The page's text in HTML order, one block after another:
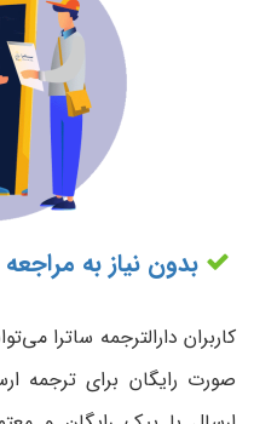
بدون نیاز به
کاربران دارالترجمه ساترا
صورت رایگان برای ترجمه